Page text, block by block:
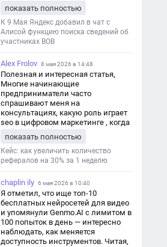
дезинформации
показать полностью
К 9 Мая Яндекс добавил в чат с
Алисой функцию поиска сведений об
участниках ВОВ
Alex Frolov 8 мая 2026 в 14:48
Полезная и интересная статья,
Многие начинающие
предприниматели часто
спрашивают меня на
консультациях, какую роль играет
seo в цифровом маркетинге , когда
обсуждаем их проект:
https://aseotop.com/kakuyu-rol-igraet-
seo-v-czifrovom-marketinge/
показать полностью
Кейс: как увеличить количество
рефералов на 30% за 1 неделю
chaplin ily 6 мая 2026 в 10:40
Я отметил, что ище топ-10
бесплатных нейросетей для видео
и упомянули Genmo.AI с лимитом в
100 попыток в день — интересно
наблюдать, как меняется
доступность инструментов. Читая,